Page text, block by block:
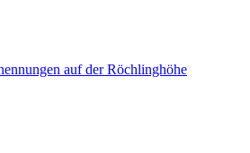
auf der Röchlinghöhe